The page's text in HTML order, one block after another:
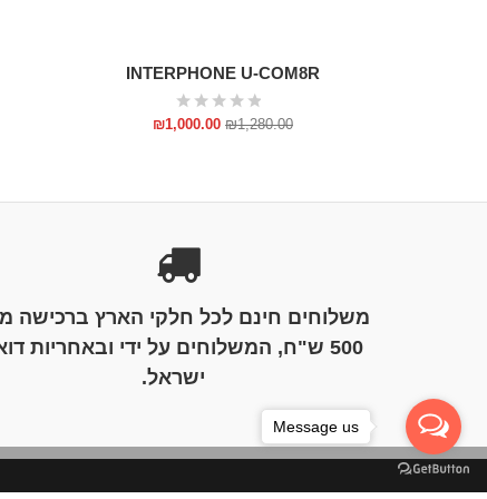
INTERPHONE U-COM8R
₪1,280.00
₪1,000.00
משלוחים חינם לכל חלקי הארץ ברכישה
500 ש"ח, המשלוחים על ידי ובאחריות
ישראל.
Message us